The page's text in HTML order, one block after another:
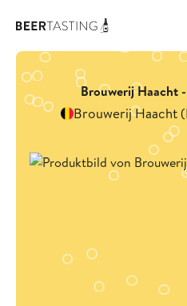
Brouwerij Haacht
Brouwerij Haacht